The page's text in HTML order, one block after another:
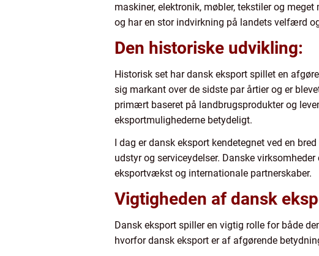
maskiner, elektronik, møbler, tekstiler og
og har en stor indvirkning på landets velfærd
Den historiske udvikling:
Historisk set har dansk eksport spillet en
sig markant over de sidste par årtier og er
primært baseret på landbrugsprodukter og
eksportmulighederne betydeligt.
I dag er dansk eksport kendetegnet ved en
udstyr og serviceydelser. Danske
eksportvækst og internationale partnerskaber.
Vigtigheden af dansk
Dansk eksport spiller en vigtig rolle for både
hvorfor dansk eksport er af afgørende